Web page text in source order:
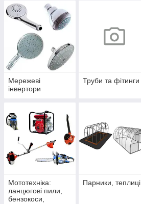
Мережеві
інвертори
Труби та фітинги
Мототехніка:
ланцюгові пили,
бензокоси,
Парники, теплиці